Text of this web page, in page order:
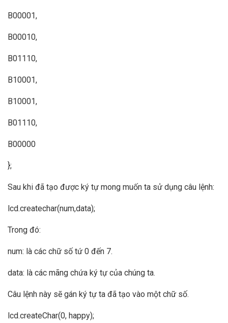
B00001,
B00010,
B01110,
B10001,
B10001,
B01110,
B00000
};
Sau khi đã tạo được ký tự mong muốn ta sử dụng câu lệnh:
lcd.createchar(num,data);
Trong đó:
num: là các chữ số tứ 0 đến 7.
data: là các mãng chứa ký tự của chúng ta.
Câu lệnh này sẽ gán ký tự ta đã tạo vào một chữ số.
lcd.createChar(0, happy);